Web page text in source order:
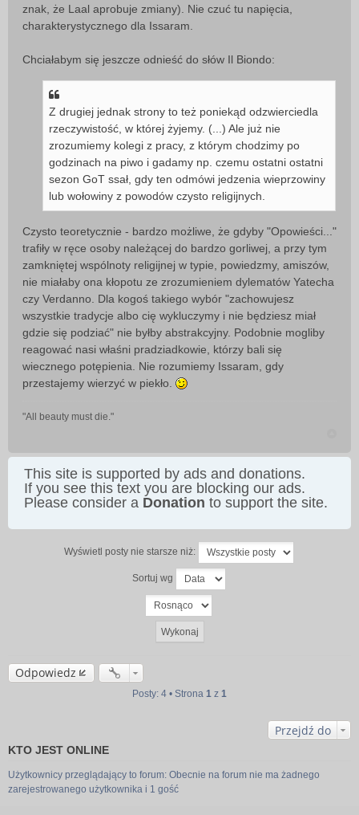
znak, że Laal aprobuje zmiany). Nie czuć tu napięcia,
charakterystycznego dla Issaram.
Chciałabym się jeszcze odnieść do słów Il Biondo:
Z drugiej jednak strony to też poniekąd odzwierciedla
rzeczywistość, w której żyjemy. (...) Ale już nie
zrozumiemy kolegi z pracy, z którym chodzimy po
godzinach na piwo i gadamy np. czemu ostatni ostatni
sezon GoT ssał, gdy ten odmówi jedzenia wieprzowiny
lub wołowiny z powodów czysto religijnych.
Czysto teoretycznie - bardzo możliwe, że gdyby "Opowieści..."
trafiły w ręce osoby należącej do bardzo gorliwej, a przy tym
zamkniętej wspólnoty religijnej w typie, powiedzmy, amiszów,
nie miałaby ona kłopotu ze zrozumieniem dylematów Yatecha
czy Verdanno. Dla kogoś takiego wybór "zachowujesz
wszystkie tradycje albo cię wykluczymy i nie będziesz miał
gdzie się podziać" nie byłby abstrakcyjny. Podobnie mogliby
reagować nasi właśni pradziadkowie, którzy bali się
wiecznego potępienia. Nie rozumiemy Issaram, gdy
przestajemy wierzyć w piekło.
"All beauty must die."
This site is supported by ads and donations.
If you see this text you are blocking our ads.
Please consider a Donation to support the site.
Wyświetl posty nie starsze niż:
Sortuj wg
Odpowiedz
Posty: 4 • Strona 1 z 1
Przejdź do
KTO JEST ONLINE
Użytkownicy przeglądający to forum: Obecnie na forum nie ma żadnego
zarejestrowanego użytkownika i 1 gość